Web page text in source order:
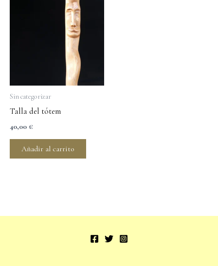
Sin categorizar
Talla del tótem
40,00 €
Añadir al carrito